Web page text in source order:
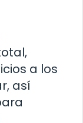
a los
así